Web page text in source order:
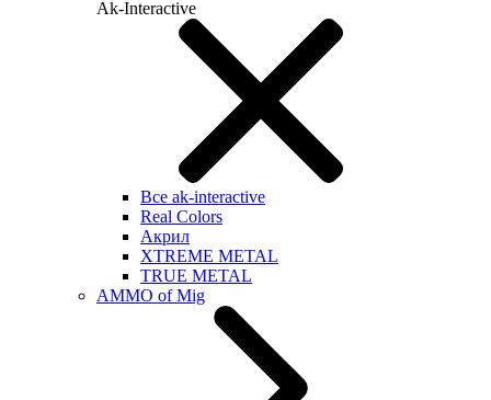
Ak-Interactive
Все ak-interactive
Real Colors
Акрил
XTREME METAL
TRUE METAL
AMMO of Mig